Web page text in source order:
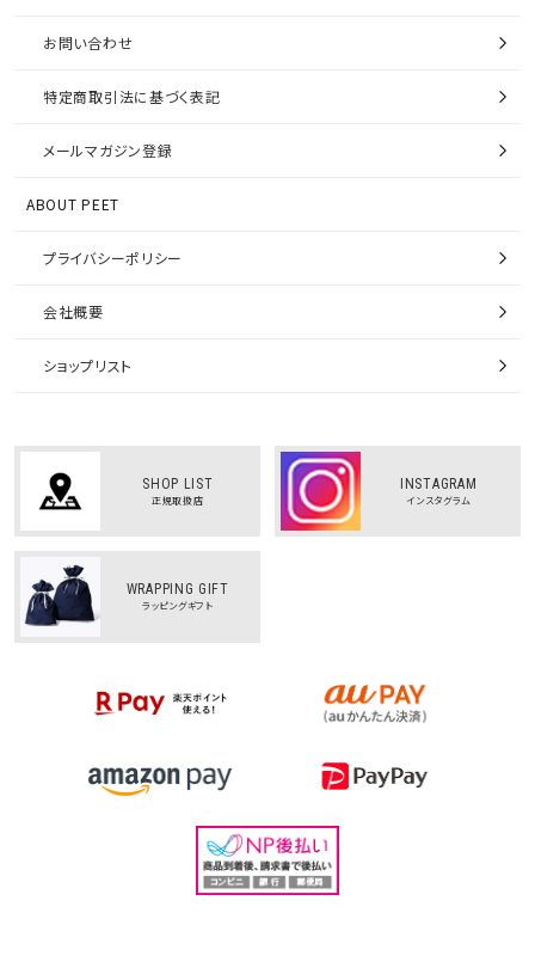
お問い合わせ
特定商取引法に基づく表記
メールマガジン登録
ABOUT PEET
プライバシーポリシー
会社概要
ショップリスト
SHOP LIST
正規取扱店
INSTAGRAM
インスタグラム
WRAPPING GIFT
ラッピングギフト